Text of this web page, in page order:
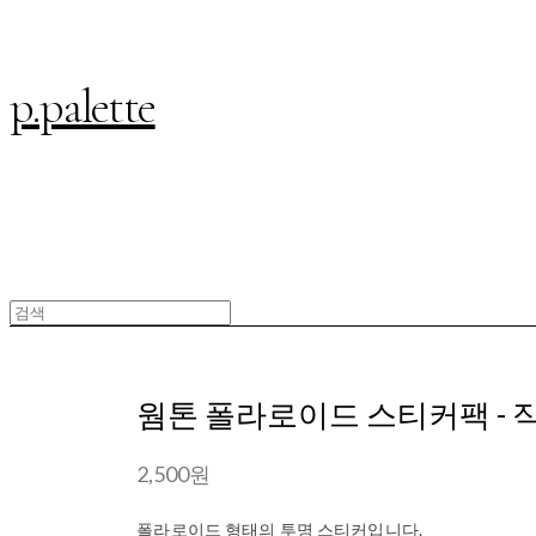
p.palette
웜톤 폴라로이드 스티커팩 -
2,500원
폴라로이드 형태의 투명 스티커입니다.